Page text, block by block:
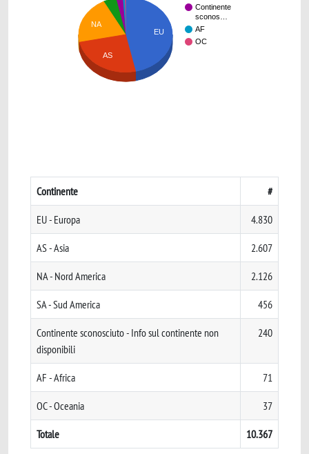
Continente
sconos…
AF
OC
EU
NA
AS
Continente #
EU - Europa 4.830
AS - Asia 2.607
NA - Nord America 2.126
SA - Sud America 456
Continente sconosciuto - Info sul continente non
disponibili
240
AF - Africa 71
OC - Oceania 37
Totale 10.367